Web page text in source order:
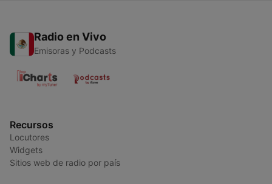
Radio en Vivo
Emisoras y Podcasts
Recursos
Locutores
Widgets
Sitios web de radio por país